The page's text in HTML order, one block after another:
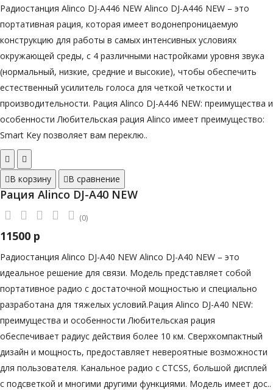
Радиостанция Alinco DJ-A446 NEW Alinco DJ-A446 NEW – это
портативная рация, которая имеет водонепроницаемую
конструкцию для работы в самых интенсивных условиях
окружающей среды, с 4 различными настройками уровня звука
(нормальный, низкие, средние и высокие), чтобы обеспечить
естественный усилитель голоса для четкой четкости и
производительности. Рация Alinco DJ-A446 NEW: преимущества и
особенности Любительская рация Alinco имеет преимущество:
Smart Key позволяет вам переклю..
В корзину В сравнение
Рация Alinco DJ-A40 NEW
(0)
11500 р
Радиостанция Alinco DJ-A40 NEW Alinco DJ-A40 NEW – это
идеальное решение для связи. Модель представляет собой
портативное радио с достаточной мощностью и специально
разработана для тяжелых условий.Рация Alinco DJ-A40 NEW:
преимущества и особенности Любительская рация
обеспечивает радиус действия более 10 км. Сверхкомпактный
дизайн и мощность, предоставляет невероятные возможности
для пользователя. Канальное радио с CTCSS, большой дисплей
с подсветкой и многими другими функциями. Модель имеет дос..